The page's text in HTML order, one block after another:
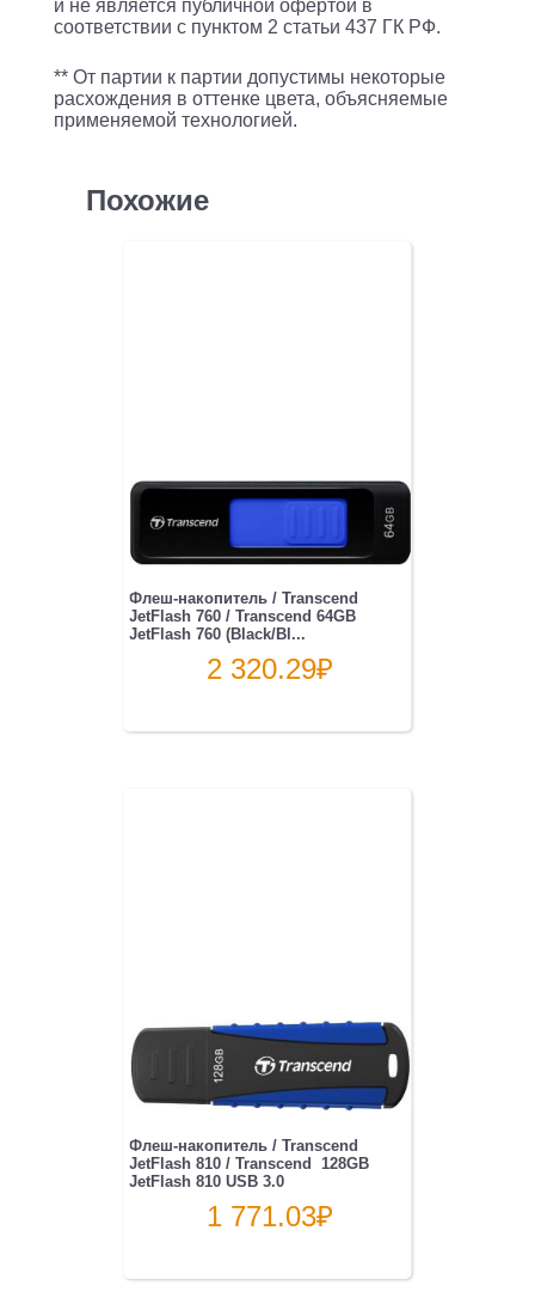
и не является публичной офертой в
соответствии с пунктом 2 статьи 437 ГК РФ.
** От партии к партии допустимы некоторые
расхождения в оттенке цвета, объясняемые
применяемой технологией.
Похожие
Флеш-накопитель / Transcend
JetFlash 760 / Transcend 64GB
JetFlash 760 (Black/Bl...
2 320.29₽
Флеш-накопитель / Transcend
JetFlash 810 / Transcend 128GB
JetFlash 810 USB 3.0
1 771.03₽